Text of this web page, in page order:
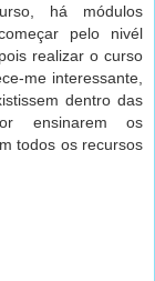
há módulos
pelo nivél
realizar o curso
me interessante,
dentro das
ensinarem os
todos os recursos